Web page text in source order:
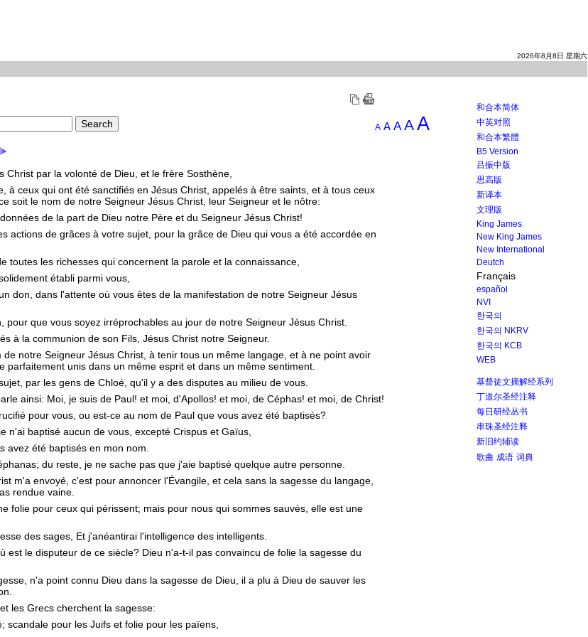
2026年8月8日 星期六
A A A AA
Christ par la volonté de Dieu, et le frère Sosthène,
à ceux qui ont été sanctifiés en Jésus Christ, appelés à être saints, et à tous ceux
soit le nom de notre Seigneur Jésus Christ, leur Seigneur et le nôtre:
de la part de Dieu notre Père et du Seigneur Jésus Christ!
actions de grâces à votre sujet, pour la grâce de Dieu qui vous a été accordée en
toutes les richesses qui concernent la parole et la connaissance,
établi parmi vous,
don, dans l'attente où vous êtes de la manifestation de notre Seigneur Jésus
pour que vous soyez irréprochables au jour de notre Seigneur Jésus Christ.
à la communion de son Fils, Jésus Christ notre Seigneur.
notre Seigneur Jésus Christ, à tenir tous un même langage, et à ne point avoir
parfaitement unis dans un même esprit et dans un même sentiment.
par les gens de Chloé, qu'il y a des disputes au milieu de vous.
ainsi: Moi, je suis de Paul! et moi, d'Apollos! et moi, de Céphas! et moi, de Christ!
pour vous, ou est-ce au nom de Paul que vous avez été baptisés?
n'ai baptisé aucun de vous, excepté Crispus et Gaïus,
avez été baptisés en mon nom.
du reste, je ne sache pas que j'aie baptisé quelque autre personne.
m'a envoyé, c'est pour annoncer l'Évangile, et cela sans la sagesse du langage,
rendue vaine.
folie pour ceux qui périssent; mais pour nous qui sommes sauvés, elle est une
des sages, Et j'anéantirai l'intelligence des intelligents.
est le disputeur de ce siècle? Dieu n'a-t-il pas convaincu de folie la sagesse du
n'a point connu Dieu dans la sagesse de Dieu, il a plu à Dieu de sauver les
les Grecs cherchent la sagesse:
scandale pour les Juifs et folie pour les païens,
和合本简体
中英对照
和合本繁體
B5 Version
吕振中版
思高版
新译本
文理版
King James
New King James
New International
Deutch
Français
español
NVI
한국의
한국의 NKRV
한국의 KCB
WEB
基督徒文摘解经系列
丁道尔圣经注释
每日研经丛书
串珠圣经注释
新旧约辅读
歌曲 成语 词典